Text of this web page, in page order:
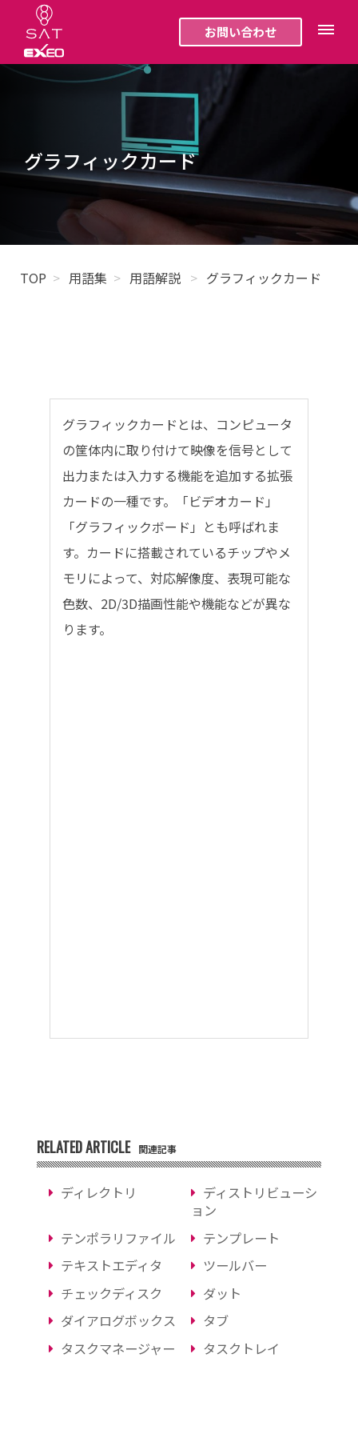
お問い合わせ
グラフィックカード
TOP 用語集 用語解説 グラフィックカード
グラフィックカードとは、コンピュータ
の筐体内に取り付けて映像を信号として
出力または入力する機能を追加する拡張
カードの一種です。「ビデオカード」
「グラフィックボード」とも呼ばれま
す。カードに搭載されているチップやメ
モリによって、対応解像度、表現可能な
色数、2D/3D描画性能や機能などが異な
ります。
RELATED ARTICLE 関連記事
ディレクトリ
ディストリビューシ
ョン
テンポラリファイル
テンプレート
テキストエディタ
ツールバー
チェックディスク
ダット
ダイアログボックス
タブ
タスクマネージャー
タスクトレイ